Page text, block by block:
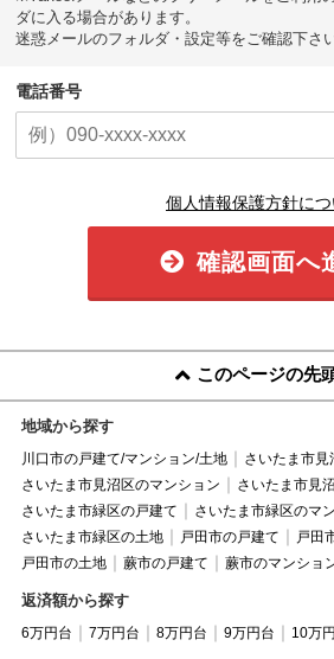
ダに入る場合があります。
迷惑メールのフォルダ・設定等をご確認下さい
電話番号
個人情報保護方針に
確認画面へ
このページの先
地域から探す
川口市の戸建て/マンション/土地
さいたま市見
さいたま市見沼区のマンション
さいたま市見
さいたま市緑区の戸建て
さいたま市緑区のマ
さいたま市緑区の土地
戸田市の戸建て
戸田
戸田市の土地
蕨市の戸建て 蕨市のマンショ
返済額から探す
6万円台 7万円台 8万円台 9万円台 10万